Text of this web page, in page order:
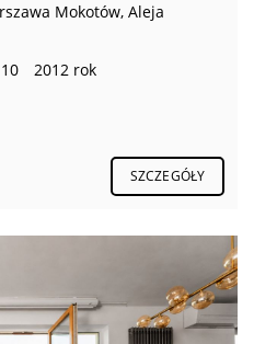
Mokotów, Aleja
2012 rok
SZCZEGÓŁY